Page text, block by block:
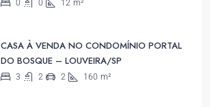
0 0 12 m²
CASA À VENDA NO CONDOMÍNIO PORTAL
DO BOSQUE – LOUVEIRA/SP
3 2 2 160 m²